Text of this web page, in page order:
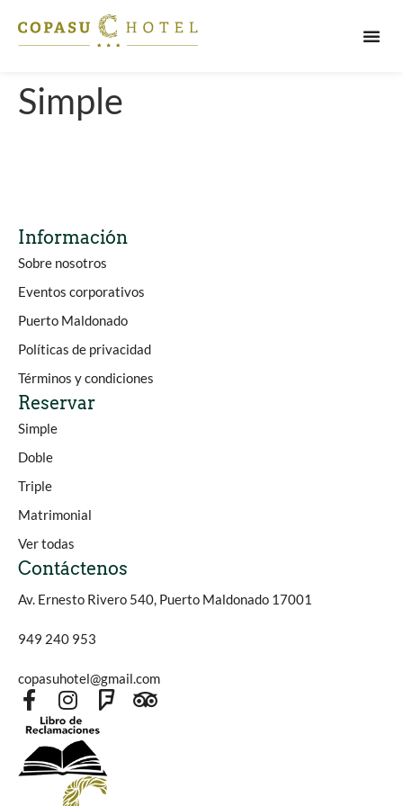
Simple
Información
Sobre nosotros
Eventos corporativos
Puerto Maldonado
Políticas de privacidad
Términos y condiciones
Reservar
Simple
Doble
Triple
Matrimonial
Ver todas
Contáctenos
Av. Ernesto Rivero 540, Puerto Maldonado 17001
949 240 953
copasuhotel@gmail.com